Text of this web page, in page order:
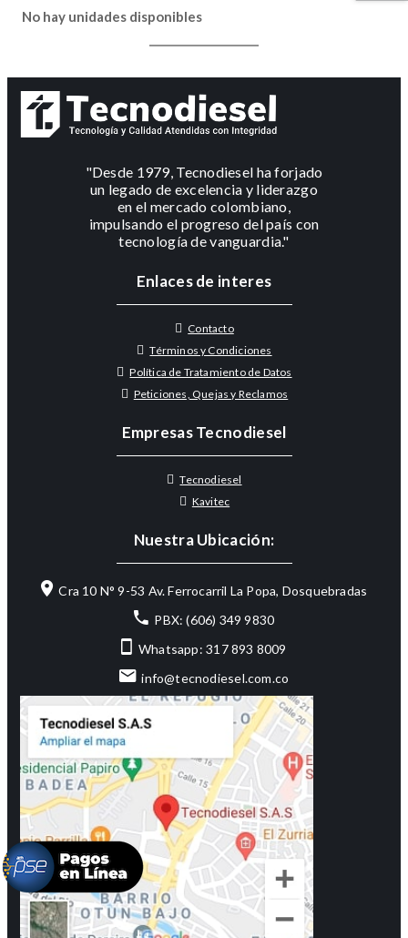
No hay unidades disponibles
"Desde 1979, Tecnodiesel ha forjado
un legado de excelencia y liderazgo
en el mercado colombiano,
impulsando el progreso del país con
tecnología de vanguardia."
Enlaces de interes
Contacto
Términos y Condiciones
Política de Tratamiento de Datos
Peticiones, Quejas y Reclamos
Empresas Tecnodiesel
Tecnodiesel
Kavitec
Nuestra Ubicación:
Cra 10 N° 9-53 Av. Ferrocarril La Popa, Dosquebradas
PBX: (606) 349 9830
Whatsapp: 317 893 8009
info@tecnodiesel.com.co